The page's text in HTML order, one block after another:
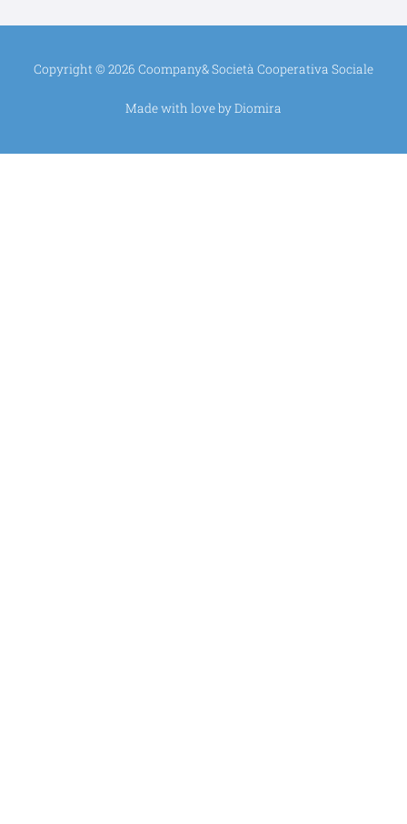
-
f
b
o
o
Copyright © 2026 Coompany& Società Cooperativa Sociale
Made with love by Diomira